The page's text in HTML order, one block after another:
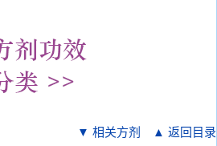
▼ 相关方剂 ▲ 返回目录